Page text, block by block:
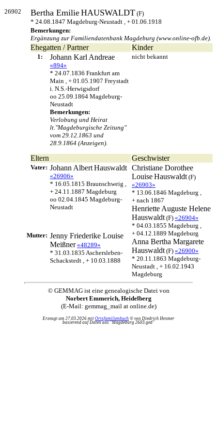
26902 Bertha EmilieHAUSWALDT (F)
* 24.08.1847 Magdeburg-Neustadt , + 01.06.1918
Bemerkungen:
Ergänzung zur Familiendatenbank Magdeburg (www.online-ofb.de).
Ehegatten / Partner Kinder
1: Johann Karl Andreae
«894»
* 24.07.1836 Frankfurt am
Main , + 01.05.1907 Freystadt
i. N.S.-Herwigsdorf
oo 25.09.1864 Magdeburg-
Neustadt
Bemerkungen:
Verlobung und Heirat
lt."Magdeburgische Zeitung"
vom 29.12.1863 und
28.9.1864 (Anzeigen).
nicht bekannt
Eltern Geschwister
Vater: Johann AlbertHauswaldt
«26906»
* 16.05.1815 Braunschweig ,
+ 24.11.1887 Magdeburg
oo 02.04.1845 Magdeburg-
Neustadt
Christiane Dorothee
LouiseHauswaldt(F)
«26903»
* 13.06.1846 Magdeburg ,
+ nach 1867
Henriette Auguste Helene
Hauswaldt(F) «26904»
* 04.03.1855 Magdeburg ,
+ 04.12.1889 Magdeburg
Anna Bertha Margarete
Hauswaldt(F) «26900»
* 20.11.1863 Magdeburg-
Neustadt , + 16.02.1943
Magdeburg
Mutter: Jenny Friederike Louise
Meißner «48289»
* 31.03.1835 Aschersleben-
Schackstedt , + 10.03.1888
© GEMMAG ist eine genealogische Datei von
Norbert Emmerich, Heidelberg
(E-Mail: gemmag_mail at online.de)
Erzeugt am 27.03.2026 mit Ortsfamilienbuch © von Diedrich Hesmer
basierend auf Daten aus "Magdeburg 2603.ged"